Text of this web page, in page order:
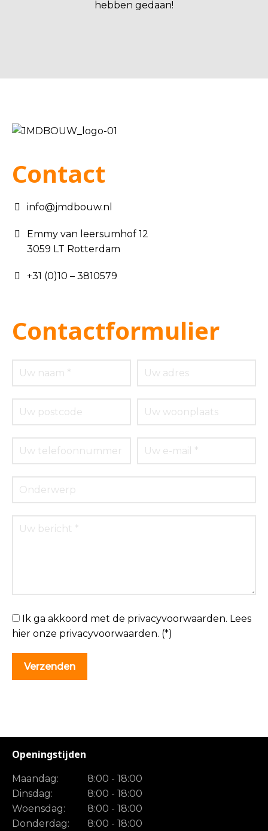
hebben gedaan!
Contact
info@jmdbouw.nl
Emmy van leersumhof 12
3059 LT Rotterdam
+31 (0)10 – 3810579
Contactformulier
Ik ga akkoord met de privacyvoorwaarden. Lees
hier onze privacyvoorwaarden. (*)
Openingstijden
Maandag:
8:00 - 18:00
Dinsdag:
8:00 - 18:00
Woensdag:
8:00 - 18:00
Donderdag:
8:00 - 18:00